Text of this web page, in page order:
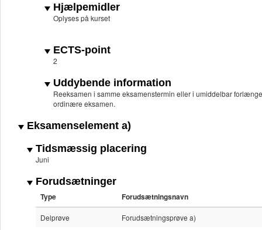
Hjælpemidler
Oplyses på kurset
ECTS-point
2
Uddybende information
Reeksamen i samme eksamenstermin eller i umiddelbar
ordinære eksamen.
Eksamenselement a)
Tidsmæssig placering
Juni
Forudsætninger
Type Forudsætningsnavn
Delprøve Forudsætningsprøve a)